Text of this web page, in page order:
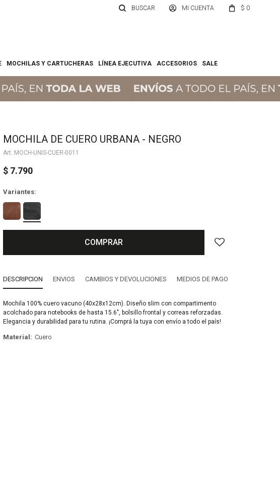
MOCHILAS Y CARTUCHERAS LÍNEA EJECUTIVA ACCESORIOS SALE
$ 0
MOCHILA DE CUERO URBANA - NEGRO
MOCH-UNIS-CUER-0011
$ 7.790
Variantes:
COMPRAR
DESCRIPCION ENVIOS CAMBIOS Y DEVOLUCIONES MEDIOS DE PAGO
Mochila 100% cuero vacuno (40x28x12cm). Diseño slim con compartimento
acolchado para notebooks de hasta 15.6", bolsillo frontal y correas reforzadas.
Elegancia y durabilidad para tu rutina. ¡Comprá la tuya con envío a todo el país!
Material Cuero